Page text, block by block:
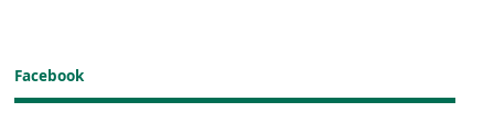
Facebook